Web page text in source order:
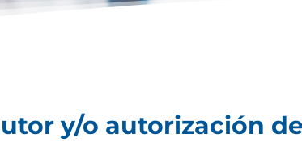
y/o autorización